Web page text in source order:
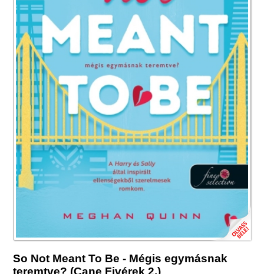
So Not Meant To Be - Mégis egymásnak
teremtve? (Cane Fivérek 2.)